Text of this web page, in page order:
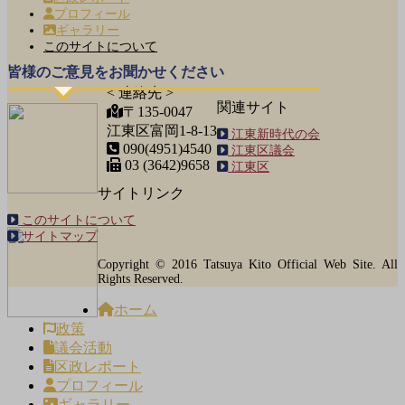
プロフィール
ギャラリー
このサイトについて
皆様のご意見をお聞かせください
< 連絡先 >
〒135-0047
江東区富岡1-8-13
090(4951)4540
03 (3642)9658
関連サイト
江東新時代の会
江東区議会
江東区
サイトリンク
このサイトについて
サイトマップ
Copyright © 2016 Tatsuya Kito Official Web Site. All
Rights Reserved.
ホーム
政策
議会活動
区政レポート
プロフィール